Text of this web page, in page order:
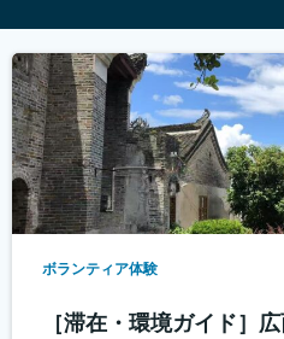
ボランティア体験
［滞在・環境ガイド］